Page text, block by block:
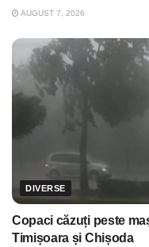
AUGUST 7, 2026
DIVERSE
Copaci căzuți peste
Timișoara și Chișoda